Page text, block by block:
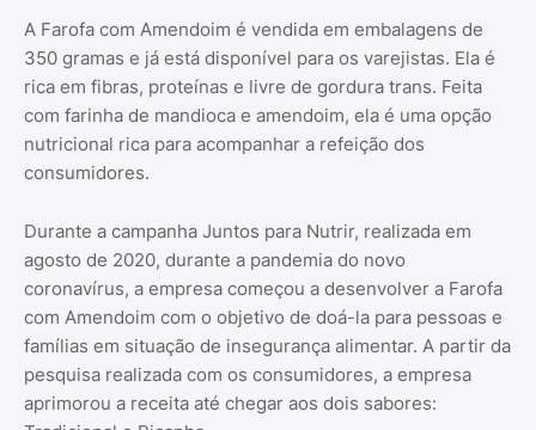
A Farofa com Amendoim é vendida em embalagens de
350 gramas e já está disponível para os varejistas. Ela é
rica em fibras, proteínas e livre de gordura trans. Feita
com farinha de mandioca e amendoim, ela é uma opção
nutricional rica para acompanhar a refeição dos
consumidores.
Durante a campanha Juntos para Nutrir, realizada em
agosto de 2020, durante a pandemia do novo
coronavírus, a empresa começou a desenvolver a Farofa
com Amendoim com o objetivo de doá-la para pessoas e
famílias em situação de insegurança alimentar. A partir da
pesquisa realizada com os consumidores, a empresa
aprimorou a receita até chegar aos dois sabores: